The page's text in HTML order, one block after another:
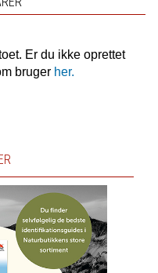
Er du ikke oprettet
bruger her.